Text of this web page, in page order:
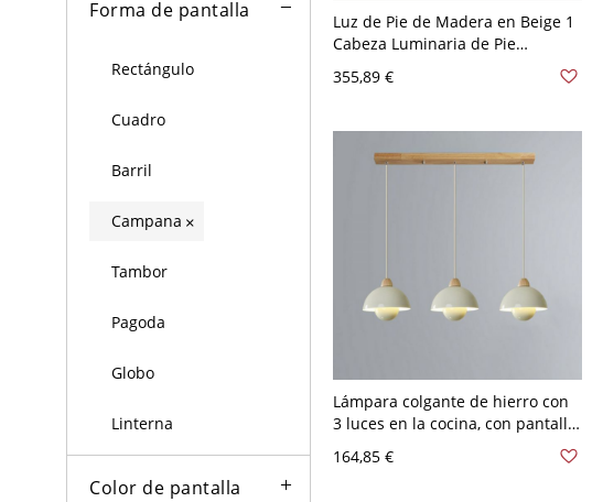
Forma de pantalla
Rectángulo
Cuadro
Barril
Campana ×
Tambor
Pagoda
Globo
Linterna
Color de pantalla
Luz de Pie de Madera en Beige 1
Cabeza Luminaria de Pie
Modernista con Sombra de Cono
en Beige y Diseño de Cuello de
355,89 €
Lámpara colgante de hierro con
3 luces en la cocina, con pantalla,
164,85 €